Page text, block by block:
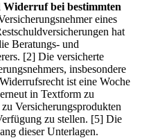
bei bestimmten
eines
hat
Beratungs- und
[2] Die versicherte
insbesondere
ist eine Woche
in Textform zu
Versicherungsprodukten
zu stellen. [5] Die
dieser Unterlagen.